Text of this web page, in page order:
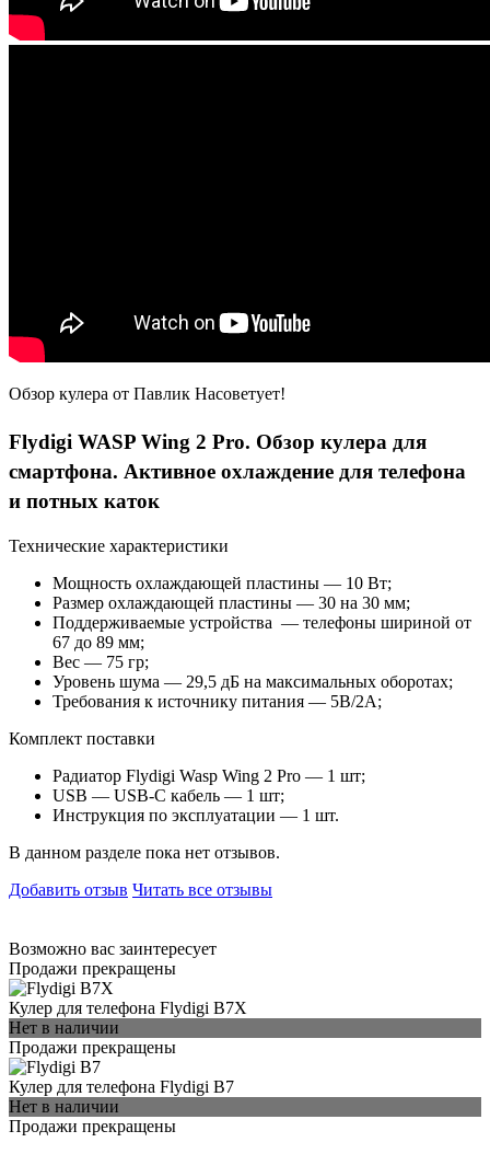
Обзор кулера от Павлик Насоветует!
Flydigi WASP Wing 2 Pro. Обзор кулера для
смартфона. Активное охлаждение для телефона
и потных каток
Технические характеристики
Мощность охлаждающей пластины — 10 Вт;
Размер охлаждающей пластины — 30 на 30 мм;
Поддерживаемые устройства — телефоны шириной от
67 до 89 мм;
Вес — 75 гр;
Уровень шума — 29,5 дБ на максимальных оборотах;
Требования к источнику питания — 5В/2А;
Комплект поставки
Радиатор Flydigi Wasp Wing 2 Pro — 1 шт;
USB — USB-С кабель — 1 шт;
Инструкция по эксплуатации — 1 шт.
В данном разделе пока нет отзывов.
Добавить отзыв Читать все отзывы
Возможно вас заинтересует
Продажи прекращены
Кулер для телефона Flydigi B7X
Нет в наличии
Продажи прекращены
Кулер для телефона Flydigi B7
Нет в наличии
Продажи прекращены